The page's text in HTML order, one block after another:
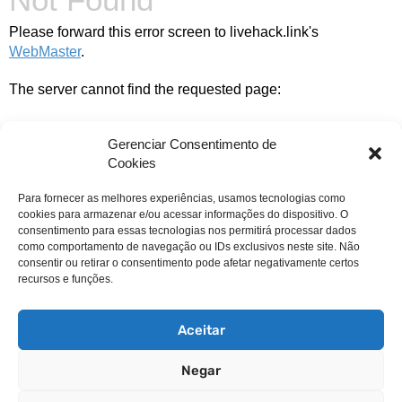
Gerenciar Consentimento de
Cookies
Para fornecer as melhores experiências, usamos tecnologias como
cookies para armazenar e/ou acessar informações do dispositivo. O
consentimento para essas tecnologias nos permitirá processar dados
como comportamento de navegação ou IDs exclusivos neste site. Não
consentir ou retirar o consentimento pode afetar negativamente certos
recursos e funções.
Aceitar
Negar
Please forward this error screen to livehack.link's
WebMaster.
The server cannot find the requested page:
livehack.link/cp_errordocument.shtml (port 443)